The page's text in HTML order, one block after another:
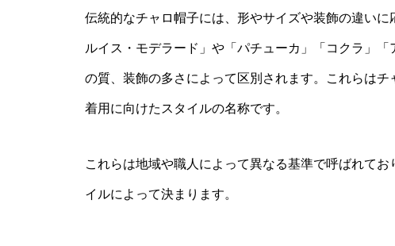
伝統的なチャロ帽子には、形やサイズや装飾の違い
ルイス・モデラード」や「パチューカ」「コクラ」
の質、装飾の多さによって区別されます。これらは
着用に向けたスタイルの名称です。
これらは地域や職人によって異なる基準で呼ばれて
イルによって決まります。